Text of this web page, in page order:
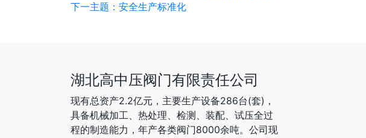
下一主题：安全生产标准化
湖北高中压阀门有限责任公司
现有总资产2.2亿元，主要生产设备286台(套)，
具备机械加工、热处理、检测、装配、试压全过
程的制造能力，年产各类阀门8000余吨。公司现